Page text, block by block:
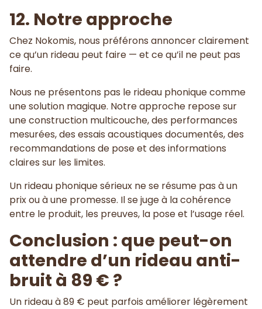
12. Notre approche
Chez Nokomis, nous préférons annoncer clairement
ce qu’un rideau peut faire — et ce qu’il ne peut pas
faire.
Nous ne présentons pas le rideau phonique comme
une solution magique. Notre approche repose sur
une construction multicouche, des performances
mesurées, des essais acoustiques documentés, des
recommandations de pose et des informations
claires sur les limites.
Un rideau phonique sérieux ne se résume pas à un
prix ou à une promesse. Il se juge à la cohérence
entre le produit, les preuves, la pose et l’usage réel.
Conclusion : que peut-on
attendre d’un rideau anti-
bruit à 89 € ?
Un rideau à 89 € peut parfois améliorer légèrement